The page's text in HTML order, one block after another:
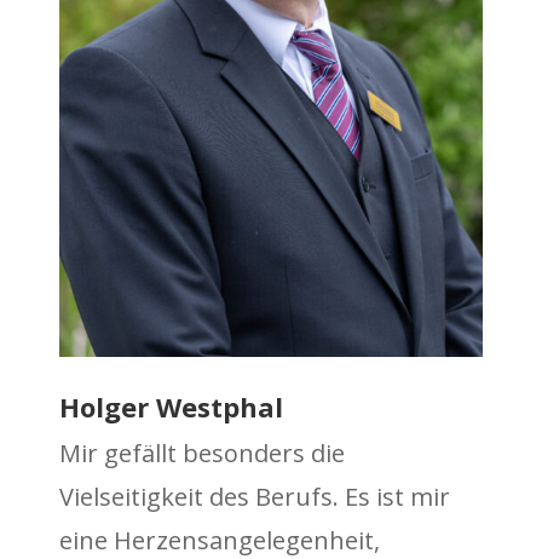
Holger Westphal
Mir gefällt besonders die
Vielseitigkeit des Berufs. Es ist mir
eine Herzensangelegenheit,